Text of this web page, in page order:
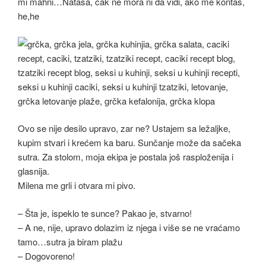
he,he
Ovo se nije desilo upravo, zar ne? Ustajem sa ležaljke,
kupim stvari i krećem ka baru. Sunčanje može da sačeka
sutra. Za stolom, moja ekipa je postala još rasploženija i
glasnija.
Milena me grli i otvara mi pivo.
– Šta je, ispeklo te sunce? Pakao je, stvarno!
– A ne, nije, upravo dolazim iz njega i više se ne vraćamo
tamo…sutra ja biram plažu
– Dogovoreno!